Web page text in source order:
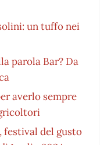
un tuffo nei
parola Bar? Da
averlo sempre
del gusto